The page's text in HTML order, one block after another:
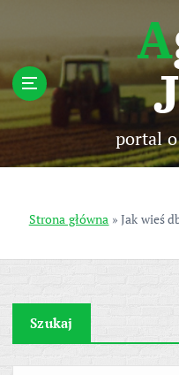
p
t
c
n
Agro
portal
Strona główna » Jak wieś
Szukaj